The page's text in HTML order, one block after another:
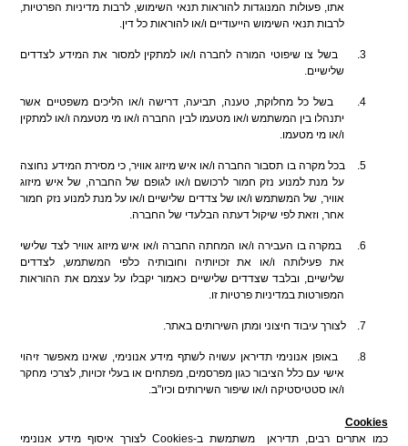
אתו, פעולות המנוגדות להוראות תנאי השימוש, לרבות מדיניות הפרטיות,
לרבות תנאי השימוש הייעודיים ו/או להוראות כל דין.
3.
בשל צו שיפוטי המורה לחברה ו/או למתקין למסור את המידע לצדדים
שלישיים.
4.
בשל כל מחלוקת, טענה, תביעה, דרישה ו/או הליכים משפטיים אשר
יתנהלו בין המשתמש ו/או מטעמו לבין החברה ו/או מי מטעמה ו/או למתקין
ו/או מי מטעמו.
5.
בכל מקרה בו תסבור החברה ו/או איש מיזוג אוויר, כי מסירת המידע נחוצה
על מנת למנוע נזק חמור לרכושם ו/או לגופם של החברה, של איש מיזוג
אוויר, של המשתמש ו/או של צדדים שלישיים ו/או על מנת למנוע נזק חמור
אחר, וזאת לפי שיקול דעתה הבלעדי של החברה.
6. במקרה בו העבירה ו/או המחתה החברה ו/או איש מיזוג אוויר לצד שלישי
את פעילותה ו/או את זכויותיה וחובותיה כלפי המשתמש, לצדדים
שלישיים, ובלבד שצדדים שלישיים כאמור יקבלו על עצמם את ההוראות
המפורטות במדיניות פרטיות זו.
7. לצורך עיבוד חיצוני ומתן השירותים באתר.
8. באופן אנונימי תדיראן עשויה לשתף מידע אנונימי, שאינו מאפשר זיהוי
אישי עם כלל הציבור כגון מפרסמים, מפתחים או בעלי זכויות, לצרכי מחקר
ו/או סטטיסטיקה ו/או שיפור השירותים וכיו"ב.
Cookies
כמו אתרים רבים, תדיראן
משתמשת ב-Cookies לצורך איסוף מידע אנונימי